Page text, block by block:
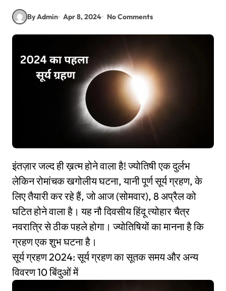
By Admin Apr 8, 2024 No Comments
इंतज़ार जल्द ही ख़त्म होने वाला है! ज्योतिषी एक दुर्लभ
लेकिन रोमांचक खगोलीय घटना, यानी पूर्ण सूर्य ग्रहण, के
लिए तैयारी कर रहे हैं, जो आज (सोमवार), 8 अप्रैल को
घटित होने वाला है। यह नौ दिवसीय हिंदू त्योहार चैत्र
नवरात्रि से ठीक पहले होगा। ज्योतिषियों का मानना ​​है कि
ग्रहण एक शुभ घटना है।
सूर्य ग्रहण 2024: सूर्य ग्रहण का सूतक समय और अन्य
विवरण 10 बिंदुओं में